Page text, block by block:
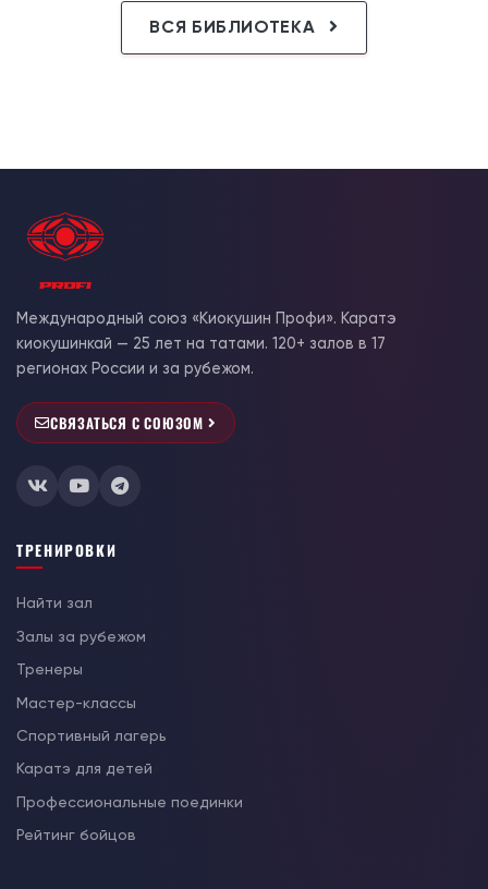
ВСЯ БИБЛИОТЕКА
Международный союз «Киокушин Профи». Каратэ
киокушинкай — 25 лет на татами. 120+ залов в 17
регионах России и за рубежом.
СВЯЗАТЬСЯ С СОЮЗОМ
ТРЕНИРОВКИ
Найти зал
Залы за рубежом
Тренеры
Мастер-классы
Спортивный лагерь
Каратэ для детей
Профессиональные поединки
Рейтинг бойцов